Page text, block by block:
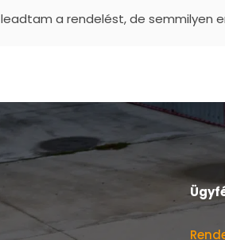
leadtam a rendelést, de semmilyen